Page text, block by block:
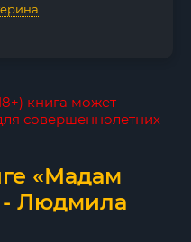
книга может
совершеннолетних
«Мадам
- Людмила